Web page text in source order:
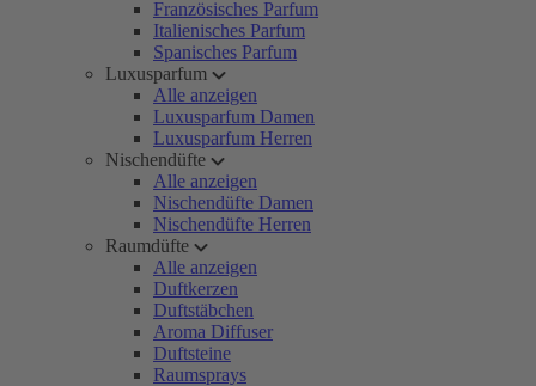
Französisches Parfum
Italienisches Parfum
Spanisches Parfum
Luxusparfum
Alle anzeigen
Luxusparfum Damen
Luxusparfum Herren
Nischendüfte
Alle anzeigen
Nischendüfte Damen
Nischendüfte Herren
Raumdüfte
Alle anzeigen
Duftkerzen
Duftstäbchen
Aroma Diffuser
Duftsteine
Raumsprays